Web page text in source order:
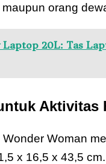
orang
Laptop 20L: Tas
Aktivitas
Woman
x 16,5 x 43,5